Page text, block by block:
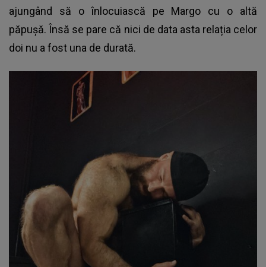
ajungând să o înlocuiască pe Margo cu o altă
păpușă. Însă se pare că nici de data asta relația celor
doi nu a fost una de durată.